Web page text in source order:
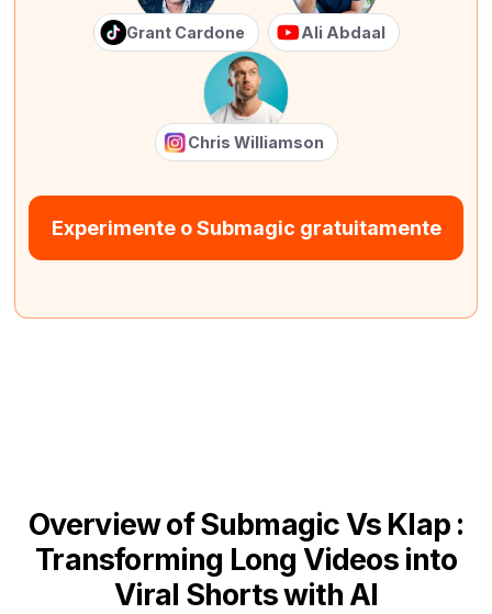
Grant Cardone Ali Abdaal
Chris Williamson
Experimente o Submagic gratuitamente
Overview of Submagic Vs Klap :
Transforming Long Videos into
Viral Shorts with AI